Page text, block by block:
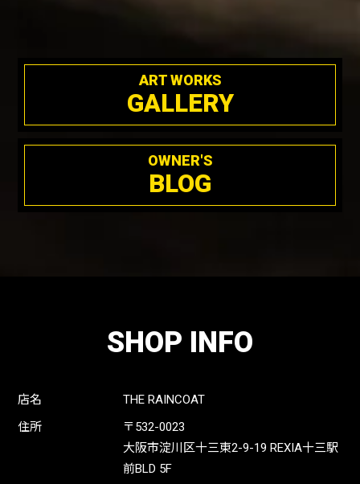
ART WORKS
GALLERY
OWNER'S
BLOG
SHOP INFO
店名
THE RAINCOAT
住所
〒532-0023
大阪市淀川区十三東2-9-19 REXIA十三駅
前BLD 5F